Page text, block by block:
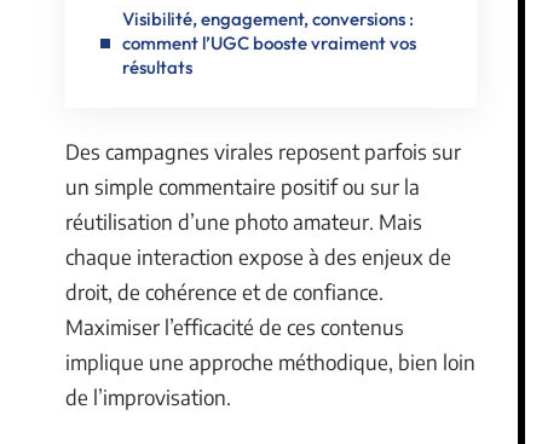
Visibilité, engagement, conversions :
comment l’UGC booste vraiment vos
résultats
Des campagnes virales reposent parfois sur
un simple commentaire positif ou sur la
réutilisation d’une photo amateur. Mais
chaque interaction expose à des enjeux de
droit, de cohérence et de confiance.
Maximiser l’efficacité de ces contenus
implique une approche méthodique, bien loin
de l’improvisation.